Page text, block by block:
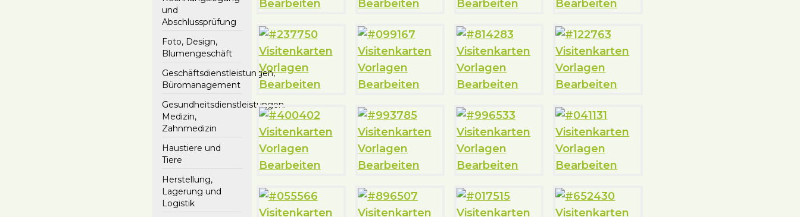
und
Abschlussprüfung
Foto, Design,
Blumengeschäft
Geschäftsdienstleistungen,
Büromanagement
Gesundheitsdienstleistungen.
Medizin,
Zahnmedizin
Haustiere und
Tiere
Herstellung,
Lagerung und
Logistik